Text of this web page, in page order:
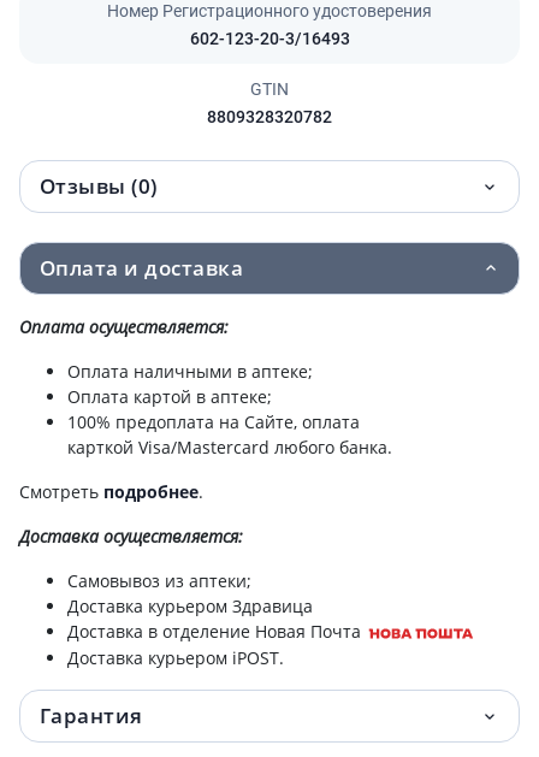
Номер Регистрационного удостоверения
602-123-20-3/16493
GTIN
8809328320782
Отзывы (0)
Оплата и доставка
Оплата осуществляется:
Оплата наличными в аптеке;
Оплата картой в аптеке;
100% предоплата на Сайте, оплата
карткой Visa/Mastercard любого банка.
Смотреть подробнее.
Доставкаосуществляется:
Самовывоз из аптеки;
Доставка курьером Здравица
Доставка в отделение Новая Почта
Доставка курьером iPOST.
Гарантия